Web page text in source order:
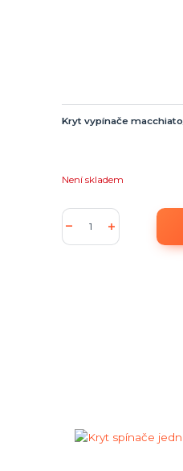
Kryt vypínače
Není skladem